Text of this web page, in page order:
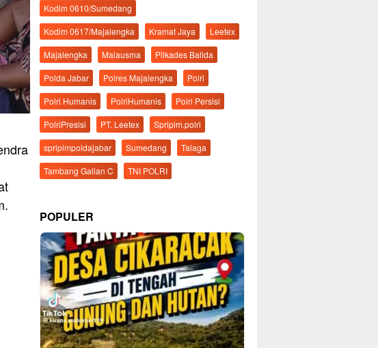
Kodim 0610/Sumedang
Kodim 0617/Majalengka
Kramat Jaya
Leetex
Majalengka
Malausma
Pilkades Balida
Polda Jabar
Polres Majalengka
Polri
Polri Humanis
PolriHumanis
Polri Persisi
PolriPresisi
PT. Leetex
Spripim.polri
spripimpoldajabar
Sumedang
Talaga
Tambang Galian C
TNI POLRI
POPULER